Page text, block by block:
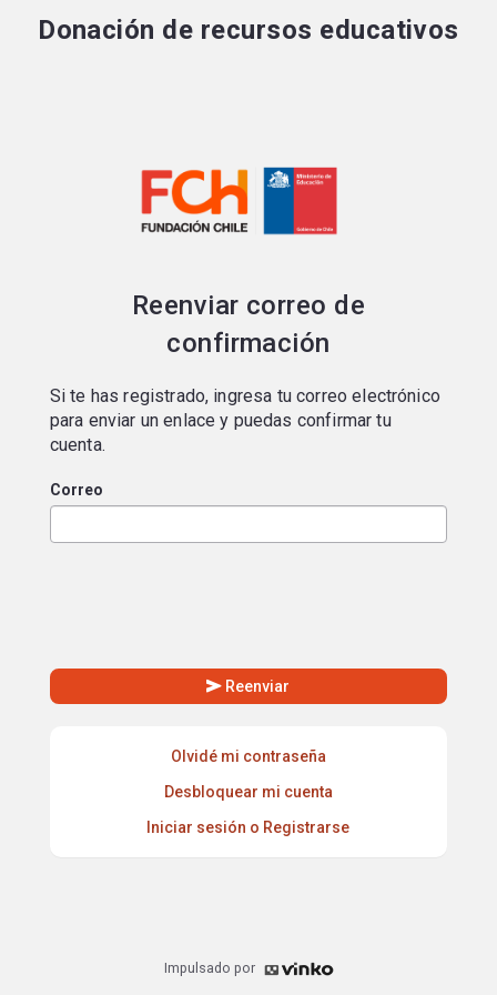
Portal de postulaciones
Donación de recursos educativos
Reenviar correo de
confirmación
Si te has registrado, ingresa tu correo electrónico
para enviar un enlace y puedas confirmar tu
cuenta.
Correo
send Reenviar
Olvidé mi contraseña
Desbloquear mi cuenta
Iniciar sesión o Registrarse
Impulsado por